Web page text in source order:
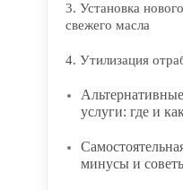
3. Установка
свежего масла
4. Утилизация
услуги: где и
минусы и